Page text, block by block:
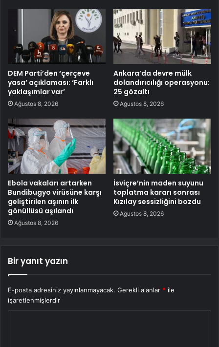
DEM Parti’den ‘çerçeve
yasa’ açıklaması: ‘Farklı
yaklaşımlar var’
Ağustos 8, 2026
Ankara’da devre mülk
dolandırıcılığı operasyonu:
25 gözaltı
Ağustos 8, 2026
Ebola vakaları artarken
Bundibugyo virüsüne karşı
geliştirilen aşının ilk
gönüllüsü aşılandı
Ağustos 8, 2026
İsviçre’nin maden suyunu
toplatma kararı sonrası
Kızılay sessizliğini bozdu
Ağustos 8, 2026
Bir yanıt yazın
E-posta adresiniz yayınlanmayacak. Gerekli alanlar * ile
işaretlenmişlerdir